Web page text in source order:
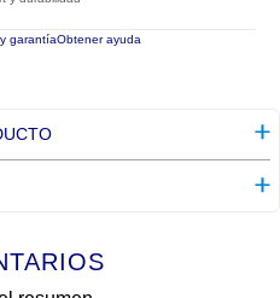
garantíaObtener ayuda